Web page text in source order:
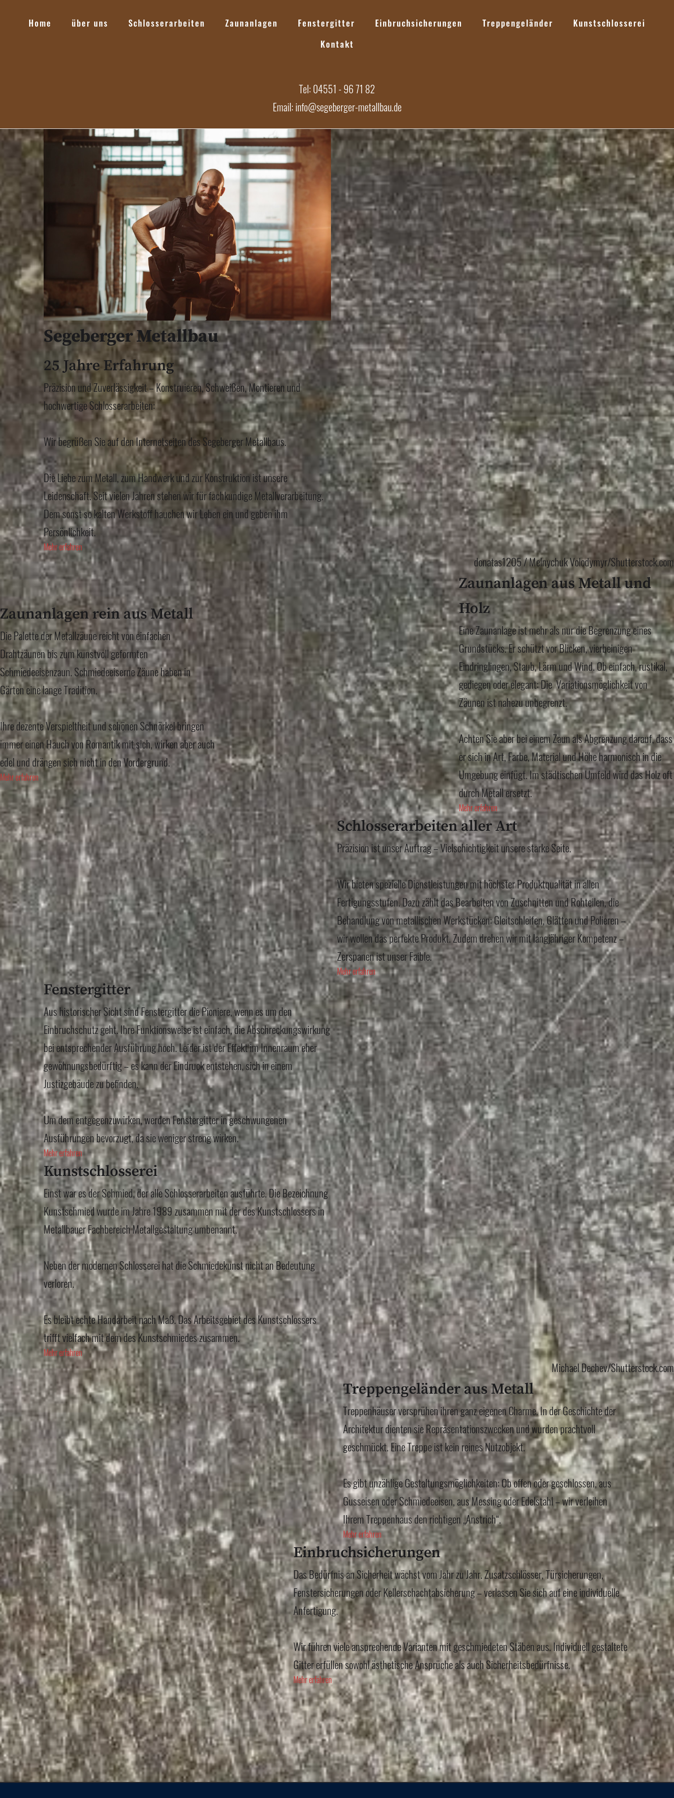
Home über uns Schlosserarbeiten Zaunanlagen Fenstergitter Einbruchsicherungen Treppengeländer
Kunstschlosserei
Kontakt
Tel: 04551 - 96 71 82
Email: info@segeberger-metallbau.de
Segeberger Metallbau
25 Jahre Erfahrung
Präzision und Zuverlässigkeit – Konstruieren, Schweißen, Montieren und
hochwertige Schlosserarbeiten:
Wir begrüßen Sie auf den Internetseiten des Segeberger Metallbaus.
Die Liebe zum Metall, zum Handwerk und zur Konstruktion ist unsere
Leidenschaft. Seit vielen Jahren stehen wir für fachkundige Metallverarbeitung.
Dem sonst so kalten Werkstoff hauchen wir Leben ein und geben ihm
Persönlichkeit.
Mehr erfahren
donatas1205 / Melnychuk Volodymyr/Shutterstock.com
Zaunanlagen rein aus Metall
Die Palette der Metallzäune reicht von einfachen
Drahtzäunen bis zum kunstvoll geformten
Schmiedeeisenzaun. Schmiedeeiserne Zäune haben in
Gärten eine lange Tradition.
Ihre dezente Verspieltheit und schönen Schnörkel bringen
immer einen Hauch von Romantik mit sich, wirken aber auch
edel und drängen sich nicht in den Vordergrund.
Mehr erfahren
Zaunanlagen aus Metall und
Holz
Eine Zaunanlage ist mehr als nur die Begrenzung eines
Grundstücks. Er schützt vor Blicken, vierbeinigen
Eindringlingen, Staub, Lärm und Wind. Ob einfach, rustikal,
gediegen oder elegant: Die Variationsmöglichkeit von
Zäunen ist nahezu unbegrenzt.
Achten Sie aber bei einem Zaun als Abgrenzung darauf, dass
er sich in Art, Farbe, Material und Höhe harmonisch in die
Umgebung einfügt. Im städtischen Umfeld wird das Holz oft
durch Metall ersetzt.
Mehr erfahren
Schlosserarbeiten aller Art
Präzision ist unser Auftrag – Vielschichtigkeit unsere starke Seite.
Wir bieten spezielle Dienstleistungen mit höchster Produktqualität in allen
Fertigungsstufen. Dazu zählt das Bearbeiten von Zuschnitten und Rohteilen, die
Behandlung von metallischen Werkstücken: Gleitschleifen, Glätten und Polieren –
wir wollen das perfekte Produkt. Zudem drehen wir mit langjähriger Kompetenz –
Zerspanen ist unser Faible.
Mehr erfahren
Fenstergitter
Aus historischer Sicht sind Fenstergitter die Pioniere, wenn es um den
Einbruchschutz geht. Ihre Funktionsweise ist einfach, die Abschreckungswirkung
bei entsprechender Ausführung hoch. Leider ist der Effekt im Innenraum eher
gewöhnungsbedürftig – es kann der Eindruck entstehen, sich in einem
Justizgebäude zu befinden.
Um dem entgegenzuwirken, werden Fenstergitter in geschwungenen
Ausführungen bevorzugt, da sie weniger streng wirken.
Mehr erfahren
Kunstschlosserei
Einst war es der Schmied, der alle Schlosserarbeiten ausführte. Die Bezeichnung
Kunstschmied wurde im Jahre 1989 zusammen mit der des Kunstschlossers in
Metallbauer Fachbereich Metallgestaltung umbenannt.
Neben der modernen Schlosserei hat die Schmiedekunst nicht an Bedeutung
verloren.
Es bleibt echte Handarbeit nach Maß. Das Arbeitsgebiet des Kunstschlossers
trifft vielfach mit dem des Kunstschmiedes zusammen.
Mehr erfahren
Michael Dechev/Shutterstock.com
Treppengeländer aus Metall
Treppenhäuser versprühen ihren ganz eigenen Charme. In der Geschichte der
Architektur dienten sie Repräsentationszwecken und wurden prachtvoll
geschmückt. Eine Treppe ist kein reines Nutzobjekt.
Es gibt unzählige Gestaltungsmöglichkeiten: Ob offen oder geschlossen, aus
Gusseisen oder Schmiedeeisen, aus Messing oder Edelstahl – wir verleihen
Ihrem Treppenhaus den richtigen „Anstrich“.
Mehr erfahren
Einbruchsicherungen
Das Bedürfnis an Sicherheit wächst vom Jahr zu Jahr. Zusatzschlösser, Türsicherungen,
Fenstersicherungen oder Kellerschachtabsicherung – verlassen Sie sich auf eine individuelle
Anfertigung.
Wir führen viele ansprechende Varianten mit geschmiedeten Stäben aus. Individuell gestaltete
Gitter erfüllen sowohl ästhetische Ansprüche als auch Sicherheitsbedürfnisse.
Mehr erfahren